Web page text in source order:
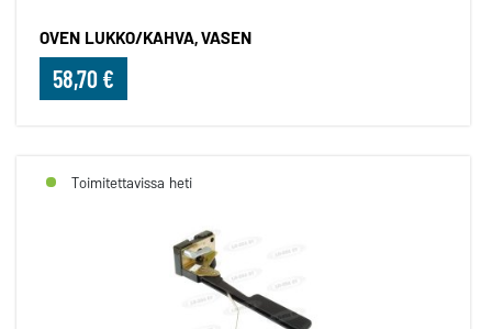
OVEN LUKKO/KAHVA, VASEN
58,70 €
Toimitettavissa heti